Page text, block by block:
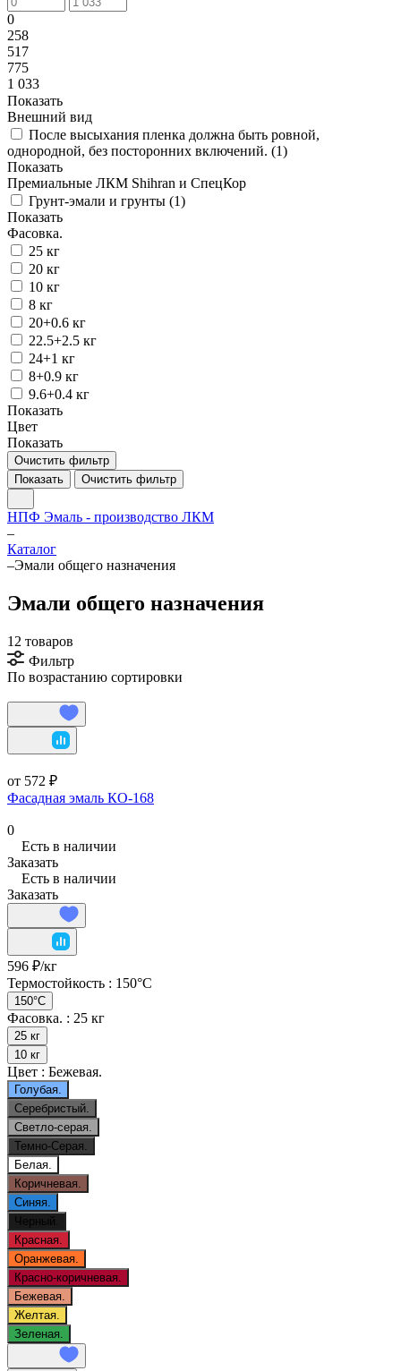
0
258
517
775
1 033
Показать
Внешний вид
После высыхания пленка должна быть ровной,
однородной, без посторонних включений. (1)
Показать
Премиальные ЛКМ Shihran и СпецКор
Грунт-эмали и грунты (1)
Показать
Фасовка.
25 кг
20 кг
10 кг
8 кг
20+0.6 кг
22.5+2.5 кг
24+1 кг
8+0.9 кг
9.6+0.4 кг
Показать
Цвет
Показать
Очистить фильтр
Показать
Очистить фильтр
НПФ Эмаль - производство ЛКМ
–
Каталог
–Эмали общего назначения
Эмали общего назначения
12 товаров
Фильтр
По возрастанию сортировки
от 572 ₽
Фасадная эмаль КО-168
0
Есть в наличии
Заказать
Есть в наличии
Заказать
596 ₽/кг
Термостойкость : 150°C
150°C
Фасовка. : 25 кг
25 кг
10 кг
Цвет : Бежевая.
Голубая.
Серебристый.
Светло-серая.
Темно-Серая.
Белая.
Коричневая.
Синяя.
Черный.
Красная.
Оранжевая.
Красно-коричневая.
Бежевая.
Желтая.
Зеленая.